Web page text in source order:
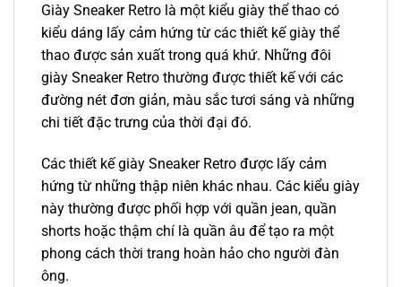
Giày Sneaker Retro là một kiểu giày thể thao có
kiểu dáng lấy cảm hứng từ các thiết kế giày thể
thao được sản xuất trong quá khứ. Những đôi
giày Sneaker Retro thường được thiết kế với các
đường nét đơn giản, màu sắc tươi sáng và những
chi tiết đặc trưng của thời đại đó.
Các thiết kế giày Sneaker Retro được lấy cảm
hứng từ những thập niên khác nhau. Các kiểu giày
này thường được phối hợp với quần jean, quần
shorts hoặc thậm chí là quần âu để tạo ra một
phong cách thời trang hoàn hảo cho người đàn
ông.